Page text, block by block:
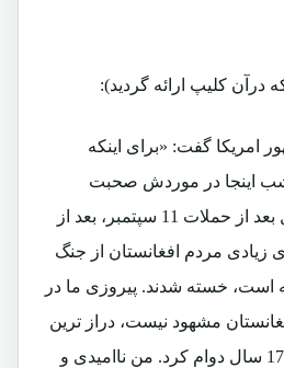
درآن کلیپ ارائه گردید):
امریکا گفت: «برای اینکه
اینجا در موردش صحبت
میکنم. نزدیک به 16 سال بعد از حملات 11 سپتمبر، بعد از
زیادی مردم افغانستان از جنگ
است، خسته شدند. پیروزی ما در
مشهود نیست، دراز ترین
جنگ در تاریخ امریکا که 17 سال دوام کرد. من ناامیدی و